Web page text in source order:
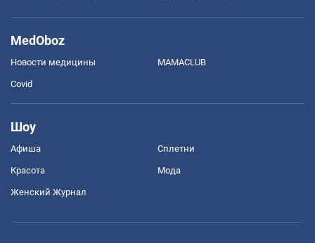
MedOboz
Новости медицины MAMACLUB
Covid
Шоу
Афиша Сплетни
Красота Мода
Женский Журнал